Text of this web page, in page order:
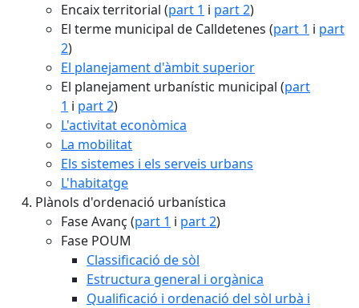
Encaix territorial (part 1 i part 2)
El terme municipal de Calldetenes (part 1 i part
2)
El planejament d'àmbit superior
El planejament urbanístic municipal (part
1 i part 2)
L'activitat econòmica
La mobilitat
Els sistemes i els serveis urbans
L'habitatge
Plànols d'ordenació urbanística
Fase Avanç (part 1 i part 2)
Fase POUM
Classificació de sòl
Estructura general i orgànica
Qualificació i ordenació del sòl urbà i